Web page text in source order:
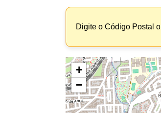
Digite o Código Postal
+
−